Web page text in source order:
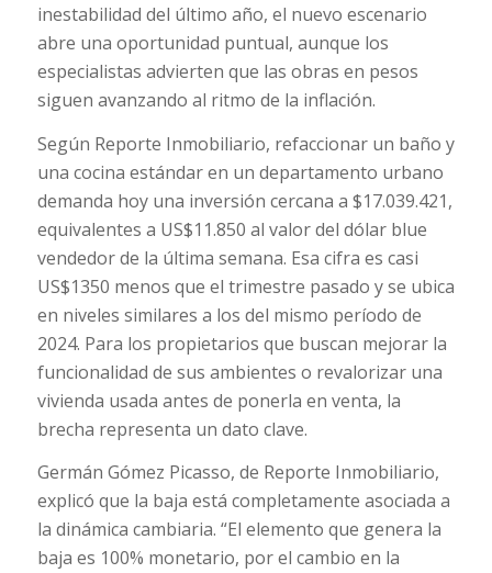
inestabilidad del último año, el nuevo escenario
abre una oportunidad puntual, aunque los
especialistas advierten que las obras en pesos
siguen avanzando al ritmo de la inflación.
Según Reporte Inmobiliario, refaccionar un baño y
una cocina estándar en un departamento urbano
demanda hoy una inversión cercana a $17.039.421,
equivalentes a US$11.850 al valor del dólar blue
vendedor de la última semana. Esa cifra es casi
US$1350 menos que el trimestre pasado y se ubica
en niveles similares a los del mismo período de
2024. Para los propietarios que buscan mejorar la
funcionalidad de sus ambientes o revalorizar una
vivienda usada antes de ponerla en venta, la
brecha representa un dato clave.
Germán Gómez Picasso, de Reporte Inmobiliario,
explicó que la baja está completamente asociada a
la dinámica cambiaria. “El elemento que genera la
baja es 100% monetario, por el cambio en la